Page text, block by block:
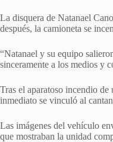
La disquera de Natanael
después, la camioneta se
“Natanael y su equipo
sinceramente a los medios y
Tras el aparatoso incendio
inmediato se vinculó al
Las imágenes del vehículo
que mostraban la unidad